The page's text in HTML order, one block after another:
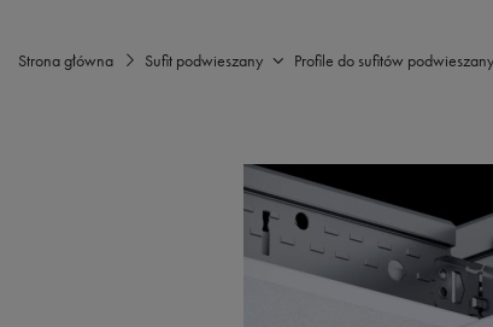
Strona główna Sufit podwieszany Profile do sufitów